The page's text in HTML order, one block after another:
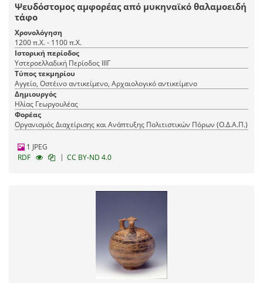
Ψευδόστομος αμφορέας από μυκηναϊκό θαλαμοειδή
τάφο
Χρονολόγηση
1200 π.Χ. - 1100 π.Χ.
Ιστορική περίοδος
Υστεροελλαδική Περίοδος ΙΙΙΓ
Τύπος τεκμηρίου
Αγγείο, Οστέινο αντικείμενο, Αρχαιολογικό αντικείμενο
Δημιουργός
Ηλίας Γεωργουλέας
Φορέας
Οργανισμός Διαχείρισης και Ανάπτυξης Πολιτιστικών Πόρων (Ο.Δ.Α.Π.)
1 JPEG
RDF
| CC BY-ND 4.0